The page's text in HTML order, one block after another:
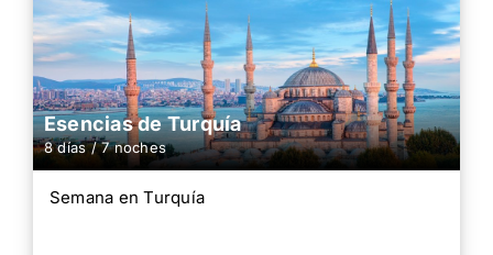
Esencias de Turquía
8 días / 7 noches
Semana en Turquía